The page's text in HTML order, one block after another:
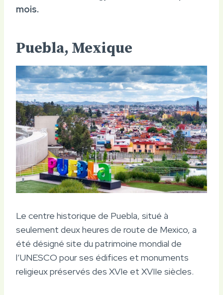
mois.
Puebla, Mexique
Le centre historique de Puebla, situé à
seulement deux heures de route de Mexico, a
été désigné site du patrimoine mondial de
l’UNESCO pour ses édifices et monuments
religieux préservés des XVIe et XVIIe siècles.